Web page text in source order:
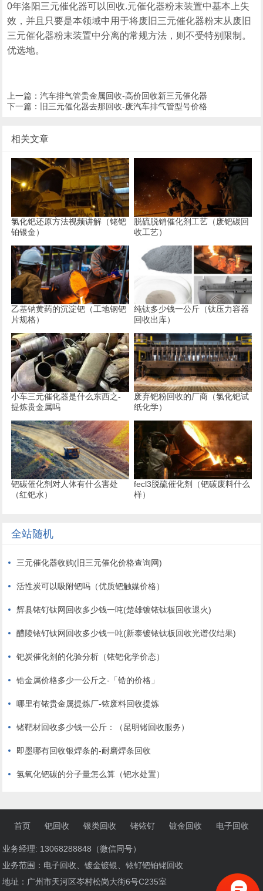
0年洛阳三元催化器可以回收.元催化器粉末装置中基本上失
效，并且只要是本领域中用于将废旧三元催化器粉末从废旧
三元催化器粉末装置中分离的常规方法，则不受特别限制。
优选地。
上一篇：汽车排气管贵金属回收-高价回收新三元催化器
下一篇：
旧三元催化器去那回收-废汽车排气管型号价格
相关文章
氯化钯还原方法视频讲解（铑钯
铂银金）
脱硫脱销催化剂工艺（废钯碳回
收工艺）
乙基钠黄药的沉淀钯（工地钢钯
片规格）
纯钛多少钱一公斤（钛压力容器
回收出库）
小车三元催化器是什么东西之-
提炼贵金属吗
废弃钯粉回收的厂商（氯化钯试
纸化学）
钯碳催化剂对人体有什么害处
（红钯水）
fecl3脱硫催化剂（钯碳废料什么
样）
全站随机
三元催化器收购(旧三元催化价格查询网)
活性炭可以吸附钯吗（优质钯触媒价格）
辉县铱钌钛网回收多少钱一吨(楚雄镀铱钛板回收退火)
醴陵铱钌钛网回收多少钱一吨(新泰镀铱钛板回收光谱仪结果)
钯炭催化剂的化验分析（铱钯化学价态）
锆金属价格多少一公斤之-「锆的价格」
哪里有铱贵金属提炼厂-铱废料回收提炼
锗靶材回收多少钱一公斤：（昆明锗回收服务）
即墨哪有回收银焊条的-耐磨焊条回收
氢氧化钯碳的分子量怎么算（钯水处置）
首页 钯回收 银类回收 铑铱钌 镀金回收 电子回收
业务经理: 13068288848（微信同号）
业务范围：电子回收、镀金镀银、铱钌钯铂铑回收
地址：广州市天河区岑村松岗大街6号C235室